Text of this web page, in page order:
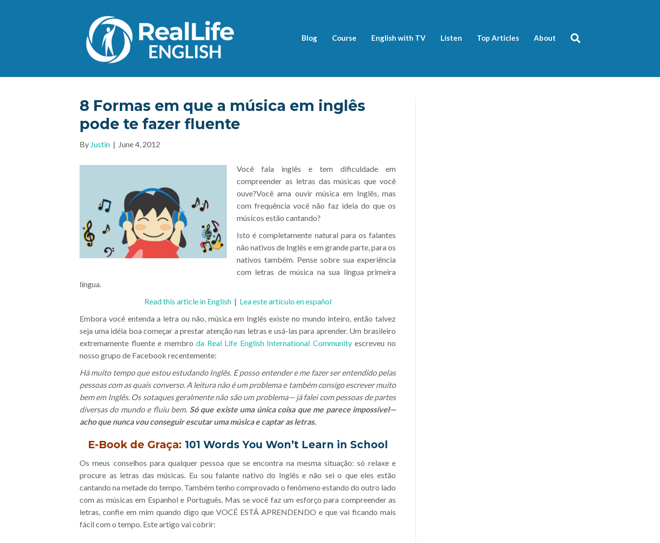
Blog Course English with TV Listen Top Articles About
8 Formas em que a música em inglês
pode te fazer fluente
By Justin | June 4, 2012
Você fala inglês e tem dificuldade em
compreender as letras das músicas que você
ouve?Você ama ouvir música em Inglês, mas
com frequência você não faz ideia do que os
músicos estão cantando?
Isto é completamente natural para os falantes
não nativos de Inglês e em grande parte, para os
nativos também. Pense sobre sua experiência
com letras de música na sua língua primeira
língua.
Read this article in English| Lea este artículo en español
Embora você entenda a letra ou não, música em Inglês existe no mundo inteiro, então talvez
seja uma idéia boa começar a prestar atenção nas letras e usá-las para aprender. Um brasileiro
extremamente fluente e membro da Real Life English International Communityescreveu no
nosso grupo de Facebook recentemente:
Há muito tempo que estou estudando Inglês. E posso entender e me fazer ser entendido pelas
pessoas com as quais converso. A leitura não é um problema e também consigo escrever muito
bem em Inglês. Os sotaques geralmente não são um problema— já falei com pessoas de partes
diversas do mundo e fluiu bem. Só que existe uma única coisa que me parece impossível—
acho que nunca vou conseguir escutar uma música e captar as letras.
E-Book de Graça: 101 Words You Won’t Learn in School
Os meus conselhos para qualquer pessoa que se encontra na mesma situação: só relaxe e
procure as letras das músicas. Eu sou falante nativo do Inglês e não sei o que eles estão
cantando na metade do tempo. Também tenho comprovado o fenômeno estando do outro lado
com as músicas em Espanhol e Português. Mas se você faz um esforço para compreender as
letras, confie em mim quando digo que VOCÊ ESTÁ APRENDENDO e que vai ficando mais
fácil com o tempo. Este artigo vai cobrir: